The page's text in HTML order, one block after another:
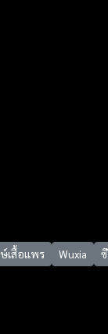
เสื้อแพร Wuxia